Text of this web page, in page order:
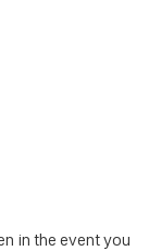
in the event you